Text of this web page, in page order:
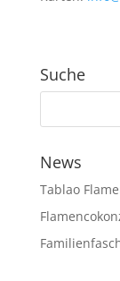
Suche
News
Tablao